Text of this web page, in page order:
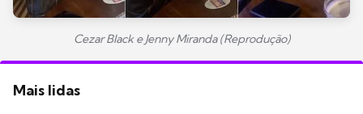
Cezar Black e Jenny Miranda (Reprodução)
Mais lidas